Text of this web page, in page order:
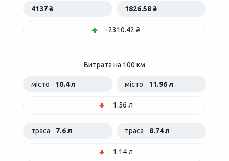
4137 ₴ 1826.58 ₴
-2310.42 ₴
Витрата на 100 км
місто 10.4 л місто 11.96 л
1.56 л
траса 7.6 л траса 8.74 л
1.14 л